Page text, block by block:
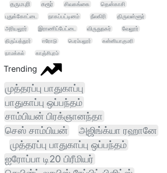
தருமபுரி கரூர் சிவகங்கை
தென்காசி
புதுக்கோட்டை
நாகப்பட்டினம் நீலகிரி
திருவள்ளூர்
அரியலூர்
இராணிப்பேட்டை விருதுநகர் வேலூர்
திருப்பத்தூர் ஈரோடு பெரம்பலூர்
கன்னியாகுமரி
நாமக்கல்
காஞ்சிபுரம்
Trending
முத்தரப்பு பாதுகாப்பு
பாதுகாப்பு ஒப்பந்தம்
சாம்பியன் பிரக்ஞானந்தா
செஸ் சாம்பியன்
அஜிங்க்யா ரஹானே
முத்தரப்பு பாதுகாப்பு ஒப்பந்தம்
ஐரோப்பா டி20 பிரீமியர்